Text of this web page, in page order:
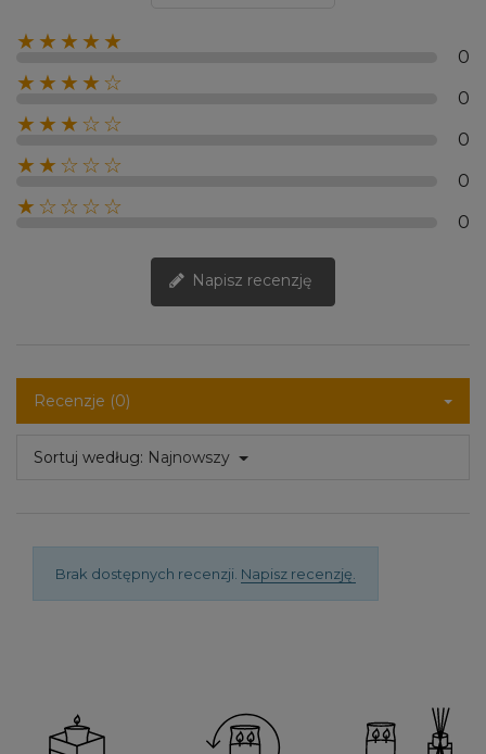
★★★★★
0
★★★★☆
0
★★★☆☆
0
★★☆☆☆
0
★☆☆☆☆
0
Napisz recenzję
Recenzje (0)
Sortuj według: Najnowszy
Brak dostępnych recenzji. Napisz recenzję.